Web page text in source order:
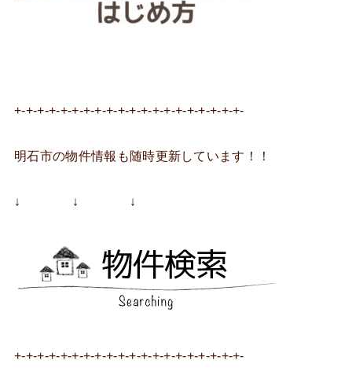
+-+-+-+-+-+-+-+-+-+-+-+-+-+-+-+-+-+-+-+-
明石市の物件情報も随時更新しています！！
↓ ↓ ↓
+-+-+-+-+-+-+-+-+-+-+-+-+-+-+-+-+-+-+-+-